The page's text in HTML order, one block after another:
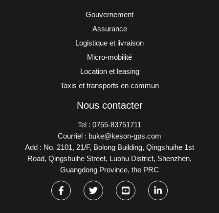
Gouvernement
Assurance
Logistique et livraison
Micro-mobilité
Location et leasing
Taxis et transports en commun
Nous contacter
Tel : 0755-83751711
Courriel : buke@keson-gps.com
Add : No. 2101, 21/F, Bolong Building, Qingshuihe 1st
Road, Qingshuihe Street, Luohu District, Shenzhen,
Guangdong Province, the PRC